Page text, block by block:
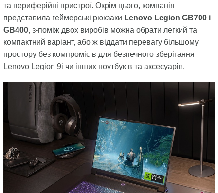
та периферійні пристрої. Окрім цього, компанія
представила геймерські рюкзаки Lenovo Legion GB700 і
GB400, з-поміж двох виробів можна обрати легкий та
компактний варіант, або ж віддати перевагу більшому
простору без компромісів для безпечного зберігання
Lenovo Legion 9i чи інших ноутбуків та аксесуарів.